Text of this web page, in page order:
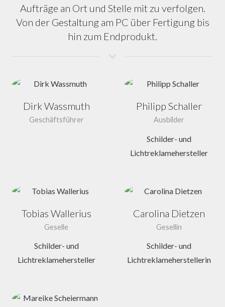
Aufträge an Ort und Stelle mit zu verfolgen.
Von der Gestaltung am PC über Fertigung bis
hin zum Endprodukt.
Dirk Wassmuth
Geschäftsführer
Philipp Schaller
Ausbilder
Schilder- und
Lichtreklamehersteller
Tobias Wallerius
Geselle
Schilder- und
Lichtreklamehersteller
Carolina Dietzen
Gesellin
Schilder- und
Lichtreklameherstellerin